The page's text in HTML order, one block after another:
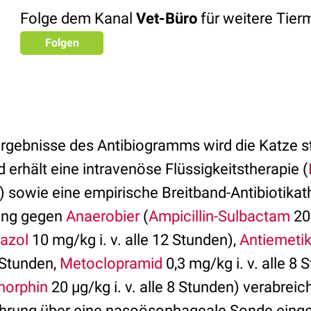
Folge dem Kanal Vet-Büro für weitere
Folgen
des Antibiogramms wird die Katze
erhält eine intravenöse Flüssigkeitstherapie (
sowie eine empirische Breitband-
gegen Anaerobier(Ampicillin-Sulbactam
10 mg/kg i. v. alle 12 Stunden),
Metoclopramid 0,3 mg/kg i. v. alle 8
20 µg/kg i. v. alle 8 Stunden)